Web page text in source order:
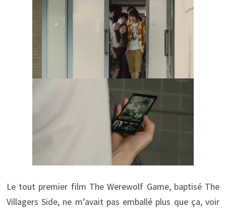
Le tout premier film The Werewolf Game, baptisé The
Villagers Side, ne m’avait pas emballé plus que ça, voir